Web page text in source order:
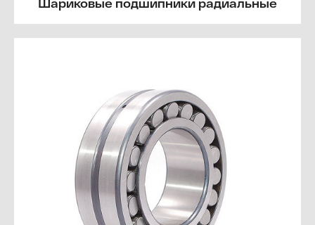
Шариковые подшипники радиальные